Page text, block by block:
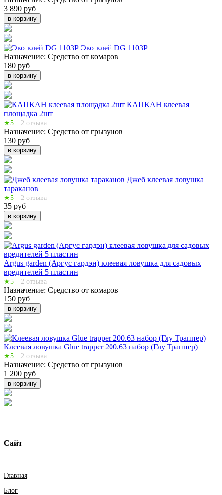
3 890 руб
в корзину
Эко-клей DG 1103P
Назначение: Средство от комаров
180 руб
в корзину
КАПКАН клеевая
площадка 2шт
★5 2 отзыва
Назначение: Средство от грызунов
130 руб
в корзину
Джеб клеевая ловушка
тараканов
★5 2 отзыва
35 руб
в корзину
Argus garden (Аргус гардэн) клеевая ловушка для садовых
вредителей 5 пластин
★5 2 отзыва
Назначение: Средство от комаров
150 руб
в корзину
Клеевая ловушка Glue trapper 200.63 набор (Глу Траппер)
★5 2 отзыва
Назначение: Средство от грызунов
1 200 руб
в корзину
Сайт
Главная
Блог